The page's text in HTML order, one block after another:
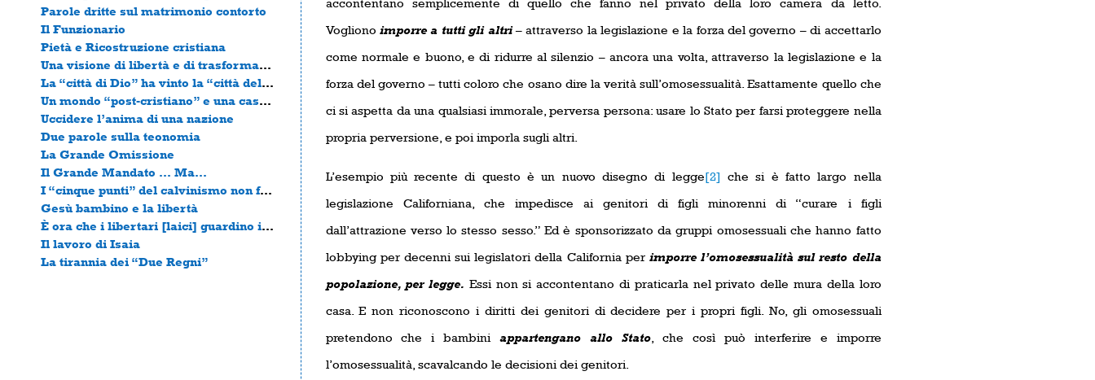
Parole dritte sul matrimonio contorto
Il Funzionario
Pietà e Ricostruzione cristiana
Una visione di libertà e di trasformazione del mondo
La “città di Dio” ha vinto la “città dell’uomo”.
Un mondo “post-cristiano” e una casa “post-mamma”.
Uccidere l’anima di una nazione
Due parole sulla teonomia
La Grande Omissione
Il Grande Mandato … Ma…
I “cinque punti” del calvinismo non fanno di uno un riformato.
Gesù bambino e la libertà
È ora che i libertari [laici] guardino in faccia la verità
Il lavoro di Isaia
La tirannia dei “Due Regni”
Vogliono imporre a tutti gli altri – attraverso la legislazione e la forza del governo – di accettarlo
come normale e buono, e di ridurre al silenzio – ancora una volta, attraverso la legislazione e la
forza del governo – tutti coloro che osano dire la verità sull’omosessualità. Esattamente quello che
ci si aspetta da una qualsiasi immorale, perversa persona: usare lo Stato per farsi proteggere nella
propria perversione, e poi imporla sugli altri.
L’esempio più recente di questo è un nuovo disegno di legge[2] che si è fatto largo nella
legislazione Californiana, che impedisce ai genitori di figli minorenni di “curare i figli
dall’attrazione verso lo stesso sesso.” Ed è sponsorizzato da gruppi omosessuali che hanno fatto
lobbying per decenni sui legislatori della California per imporre l’omosessualità sul resto della
popolazione, per legge. Essi non si accontentano di praticarla nel privato delle mura della loro
casa. E non riconoscono i diritti dei genitori di decidere per i propri figli. No, gli omosessuali
pretendono che i bambiniappartengano allo Stato , che così può interferire e imporre
l’omosessualità, scavalcando le decisioni dei genitori.